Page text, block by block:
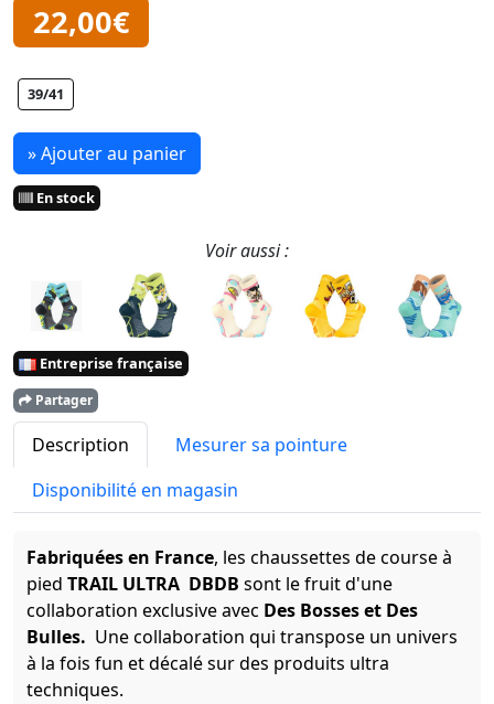
22,00€
39/41
» Ajouter au panier
En stock
Voir aussi :
Entreprise française
Partager
Description
Mesurer sa pointure
Disponibilité en magasin
Fabriquées en France, les chaussettes de course à
pied TRAIL ULTRA DBDB sont le fruit d'une
collaboration exclusive avec Des Bosses et Des
Bulles. Une collaboration qui transpose un univers
à la fois fun et décalé sur des produits ultra
techniques.